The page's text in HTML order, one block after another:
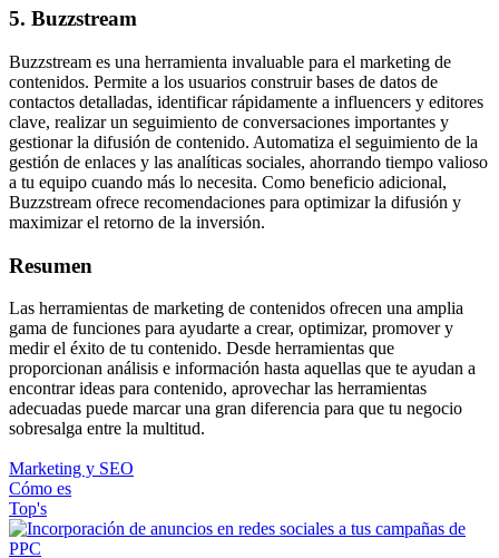
5. Buzzstream
Buzzstream es una herramienta invaluable para el marketing de
contenidos. Permite a los usuarios construir bases de datos de
contactos detalladas, identificar rápidamente a influencers y editores
clave, realizar un seguimiento de conversaciones importantes y
gestionar la difusión de contenido. Automatiza el seguimiento de la
gestión de enlaces y las analíticas sociales, ahorrando tiempo valioso
a tu equipo cuando más lo necesita. Como beneficio adicional,
Buzzstream ofrece recomendaciones para optimizar la difusión y
maximizar el retorno de la inversión.
Resumen
Las herramientas de marketing de contenidos ofrecen una amplia
gama de funciones para ayudarte a crear, optimizar, promover y
medir el éxito de tu contenido. Desde herramientas que
proporcionan análisis e información hasta aquellas que te ayudan a
encontrar ideas para contenido, aprovechar las herramientas
adecuadas puede marcar una gran diferencia para que tu negocio
sobresalga entre la multitud.
Marketing y SEO
Cómo es
Top's